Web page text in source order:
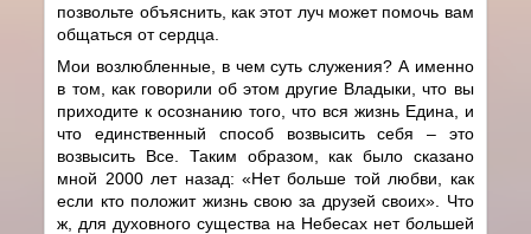
позвольте объяснить, как этот луч может помочь вам
общаться от сердца.
Мои возлюбленные, в чем суть служения? А именно
в том, как говорили об этом другие Владыки, что вы
приходите к осознанию того, что вся жизнь Едина, и
что единственный способ возвысить себя – это
возвысить Все. Таким образом, как было сказано
мной 2000 лет назад: «Нет больше той любви, как
если кто положит жизнь свою за друзей своих». Что
ж, для духовного существа на Небесах нет большей